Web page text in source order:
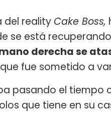
del reality Cake Boss,
se está
derecha se
fue sometido a
pasando el tiempo
que tiene en su